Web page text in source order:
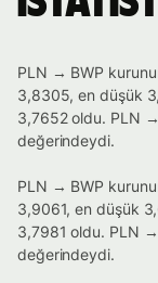
PLN → BWP
3,8305, en düşük
3,7652 oldu. PLN
değerindeydi.
PLN → BWP
3,9061, en düşük
3,7981 oldu. PLN
değerindeydi.